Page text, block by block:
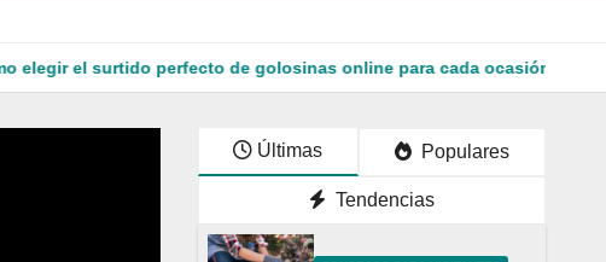
surtido perfecto de golosinas online para cada ocasión
Últimas Populares
Tendencias